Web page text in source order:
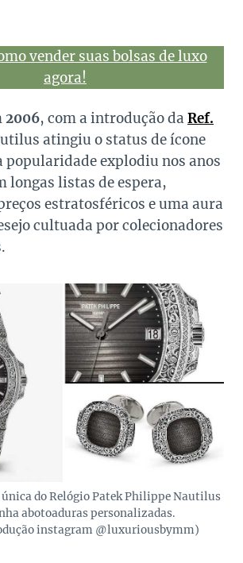
vender suas bolsas de luxo
agora!
2006, com a introdução da Ref.
atingiu o status de ícone
popularidade explodiu nos anos
longas listas de espera,
estratosféricos e uma aura
cultuada por colecionadores
única do Relógio Patek Philippe Nautilus
abotoaduras personalizadas.
instagram @luxuriousbymm)